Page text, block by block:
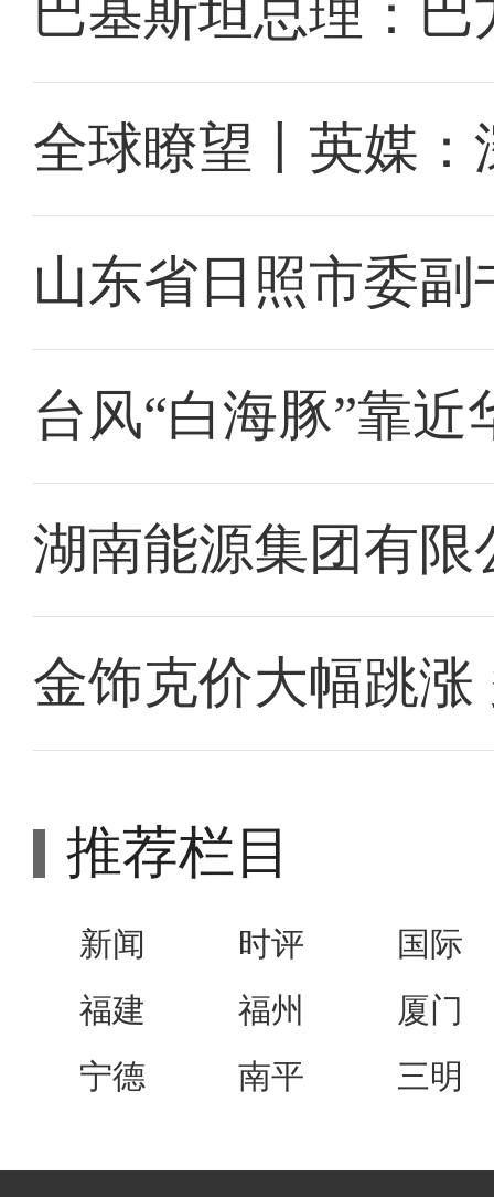
巴基斯坦总理：
全球瞭望丨英媒
山东省日照市委
台风“白海豚”靠近
湖南能源集团有
金饰克价大幅跳
推荐栏目
新闻 时评
国际
福建
福州
厦门
宁德
南平 三明